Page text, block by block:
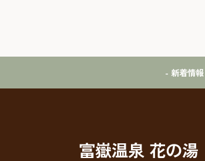
- 新着情報
富嶽温泉 花の湯